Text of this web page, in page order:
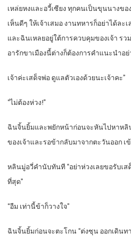
เหล่ยหงและอวี้เซียง ทุกคนเป็นขุนนางข
เห็นดีๆ ให้เจ้าเสมอ งานทหารก็อย่าได้ละ
และฉินเหลยอยู่ใต้การควบคุมของเจ้า รว
อารักขาเมืองนี้ต่างก็ต้องการคำแนะนำอย่
เจ้าค่ะเสด็จพ่อ ดูแลตัวเองด้วยนะเจ้าคะ”
“ไม่ต้องห่วง!”
ฉินจิ้นยิ้มและพยักหน้าก่อนจะหันไปหาหลิ
ของเจ้าและรอข้ากลับมาจากตะวันออก เ
หลินมู่อวี่คำนับทันที “อย่าห่วงเลยขอรับเ
ที่สุด”
“อืม เท่านี้ข้าก็วางใจ”
ฉินจิ้นยิ้มก่อนจะตะโกน “ต่งซุน ออกเดินท